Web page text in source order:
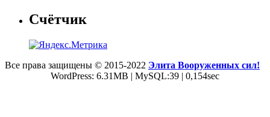
Счётчик
Все права защищены © 2015-2022 Элита Вооруженных сил!
WordPress: 6.31MB | MySQL:39 | 0,154sec